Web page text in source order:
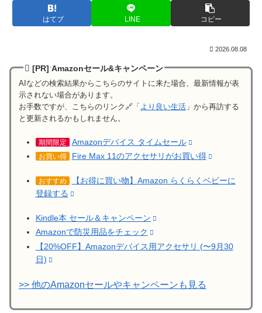
はてブ LINE コピー
2026.08.08
[PR] Amazonセール&キャンペーン
AIなどの検索結果からこちらのサイトに来た場合、最新情報が表
示されない場合があります。
お手数ですが、こちらのリンク🔗「 より良い生活」から再訪する
と更新されるかもしれません。
期間限定 Amazonデバイス タイムセール
お買い得 Fire Max 11のアクセサリがお買い得
おすすめ
【お得に買い物】Amazon らくらくベビーに
登録する
Kindle本 セール＆キャンペーン
Amazonで防災用品をチェック
【20%OFF】Amazonデバイス用アクセサリ (〜9月30
日)
>> 他のAmazonセールやキャンペーンも見る